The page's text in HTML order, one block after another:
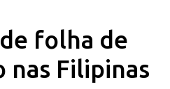
folha de
nas Filipinas